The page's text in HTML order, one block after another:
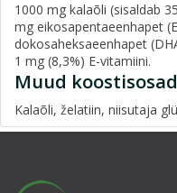
1000 mg kalaõli (sisaldab
mg eikosapentaeenhapet
dokosaheksaeenhapet
1 mg (8,3%) E-vitamiini.
Muud koostisosad
Kalaõli, želatiin, niisutaja